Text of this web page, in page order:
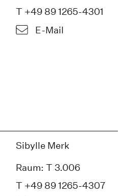
T +49 89 1265-4301
E-Mail
Sibylle Merk
Raum: T 3.006
T +49 89 1265-4307